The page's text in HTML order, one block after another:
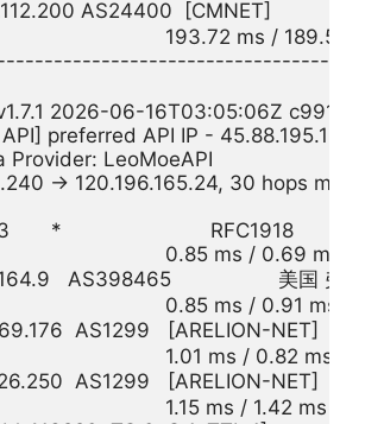
AS24400  [CMNET]          中
193.72 ms /
2026-06-16T03:05:06Z
preferred API IP -
Provider: LeoMoeAPI
-> 120.196.165.24, 30 hops
*                         RFC1918
0.85 ms / 0.69
AS398465                  美国 弗
0.85 ms / 0.91
AS1299   [ARELION-NET]
1.01 ms / 0.82 ms
AS1299   [ARELION-NET]
1.15 ms / 1.42 ms /